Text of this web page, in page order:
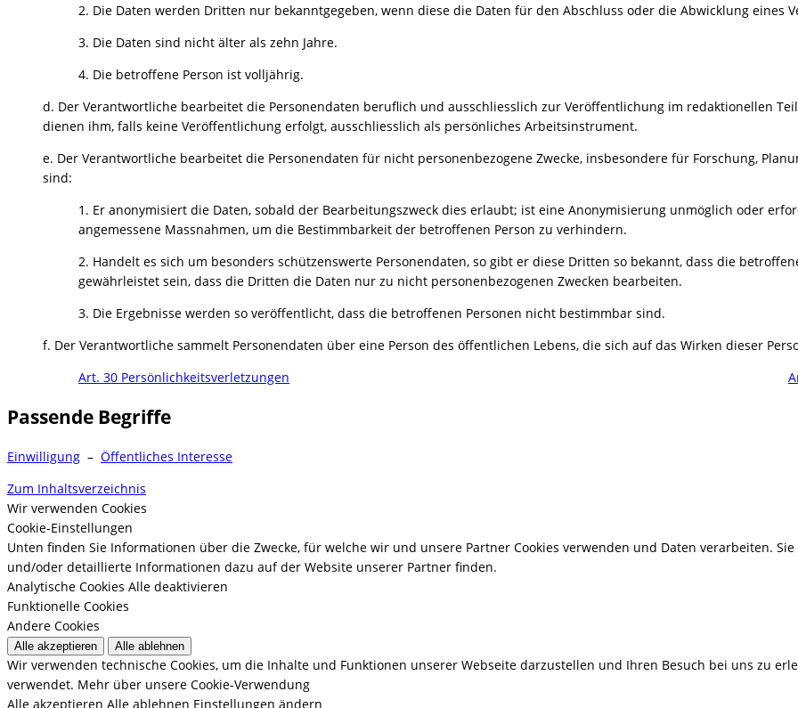
2. Die Daten werden Dritten nur bekanntgegeben, wenn diese die Daten für den Abschluss oder die Abwicklung eines
3. Die Daten sind nicht älter als zehn Jahre.
4. Die betroffene Person ist volljährig.
d. Der Verantwortliche bearbeitet die Personendaten beruflich und ausschliesslich zur Veröffentlichung im redaktionellen
dienen ihm, falls keine Veröffentlichung erfolgt, ausschliesslich als persönliches Arbeitsinstrument.
e. Der Verantwortliche bearbeitet die Personendaten für nicht personenbezogene Zwecke, insbesondere für Forschung,
sind:
1. Er anonymisiert die Daten, sobald der Bearbeitungszweck dies erlaubt; ist eine Anonymisierung unmöglich oder
angemessene Massnahmen, um die Bestimmbarkeit der betroffenen Person zu verhindern.
2. Handelt es sich um besonders schützenswerte Personendaten, so gibt er diese Dritten so bekannt, dass die
gewährleistet sein, dass die Dritten die Daten nur zu nicht personenbezogenen Zwecken bearbeiten.
3. Die Ergebnisse werden so veröffentlicht, dass die betroffenen Personen nicht bestimmbar sind.
f. Der Verantwortliche sammelt Personendaten über eine Person des öffentlichen Lebens, die sich auf das Wirken dieser
Art. 30 Persönlichkeitsverletzungen
Passende Begriffe
Einwilligung – Öffentliches Interesse
Zum Inhaltsverzeichnis
Wir verwenden Cookies
Cookie-Einstellungen
Unten finden Sie Informationen über die Zwecke, für welche wir und unsere Partner Cookies verwenden und Daten verarbeiten.
und/oder detaillierte Informationen dazu auf der Website unserer Partner finden.
Analytische Cookies Alle deaktivieren
Funktionelle Cookies
Andere Cookies
Alle akzeptieren Alle ablehnen
Wir verwenden technische Cookies, um die Inhalte und Funktionen unserer Webseite darzustellen und Ihren Besuch bei uns zu
verwendet. Mehr über unsere Cookie-Verwendung
Alle akzeptieren Alle ablehnen Einstellungen ändern